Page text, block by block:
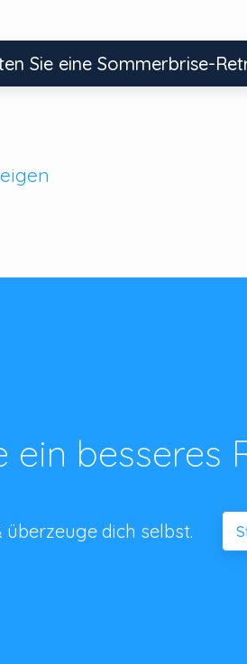
Sie eine Sommerbrise-
ein besseres
überzeuge dich selbst.